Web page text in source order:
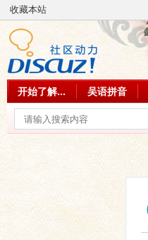
收藏本站
开始了解... 吴语拼音